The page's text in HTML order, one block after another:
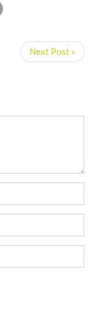
Next Post »